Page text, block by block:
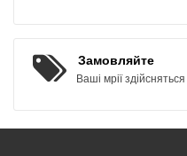
Замовляйте
Ваші мрії здійсняться